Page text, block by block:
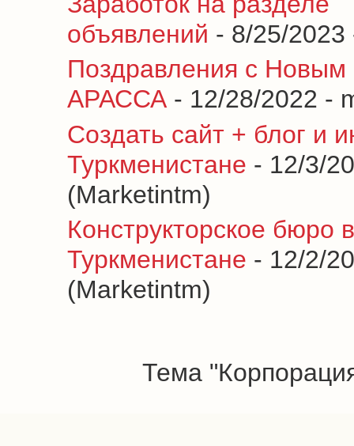
объявлений - 8/25/2023
Поздравления с Новым
АРАССА - 12/28/2022 -
Создать сайт + блог и
Туркменистане - 12/3/
(Marketintm)
Конструкторское бюро в
Туркменистане - 12/2/
(Marketintm)
Тема